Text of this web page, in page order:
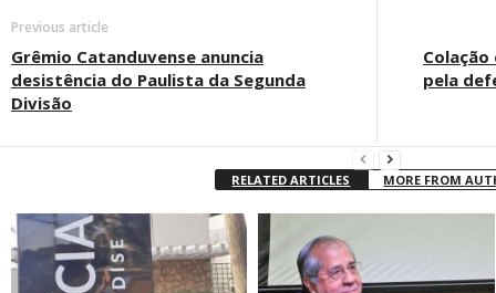
Previous article
Grêmio Catanduvense anuncia
desistência do Paulista da Segunda
Divisão
Colação
pela
RELATED ARTICLES MORE FROM